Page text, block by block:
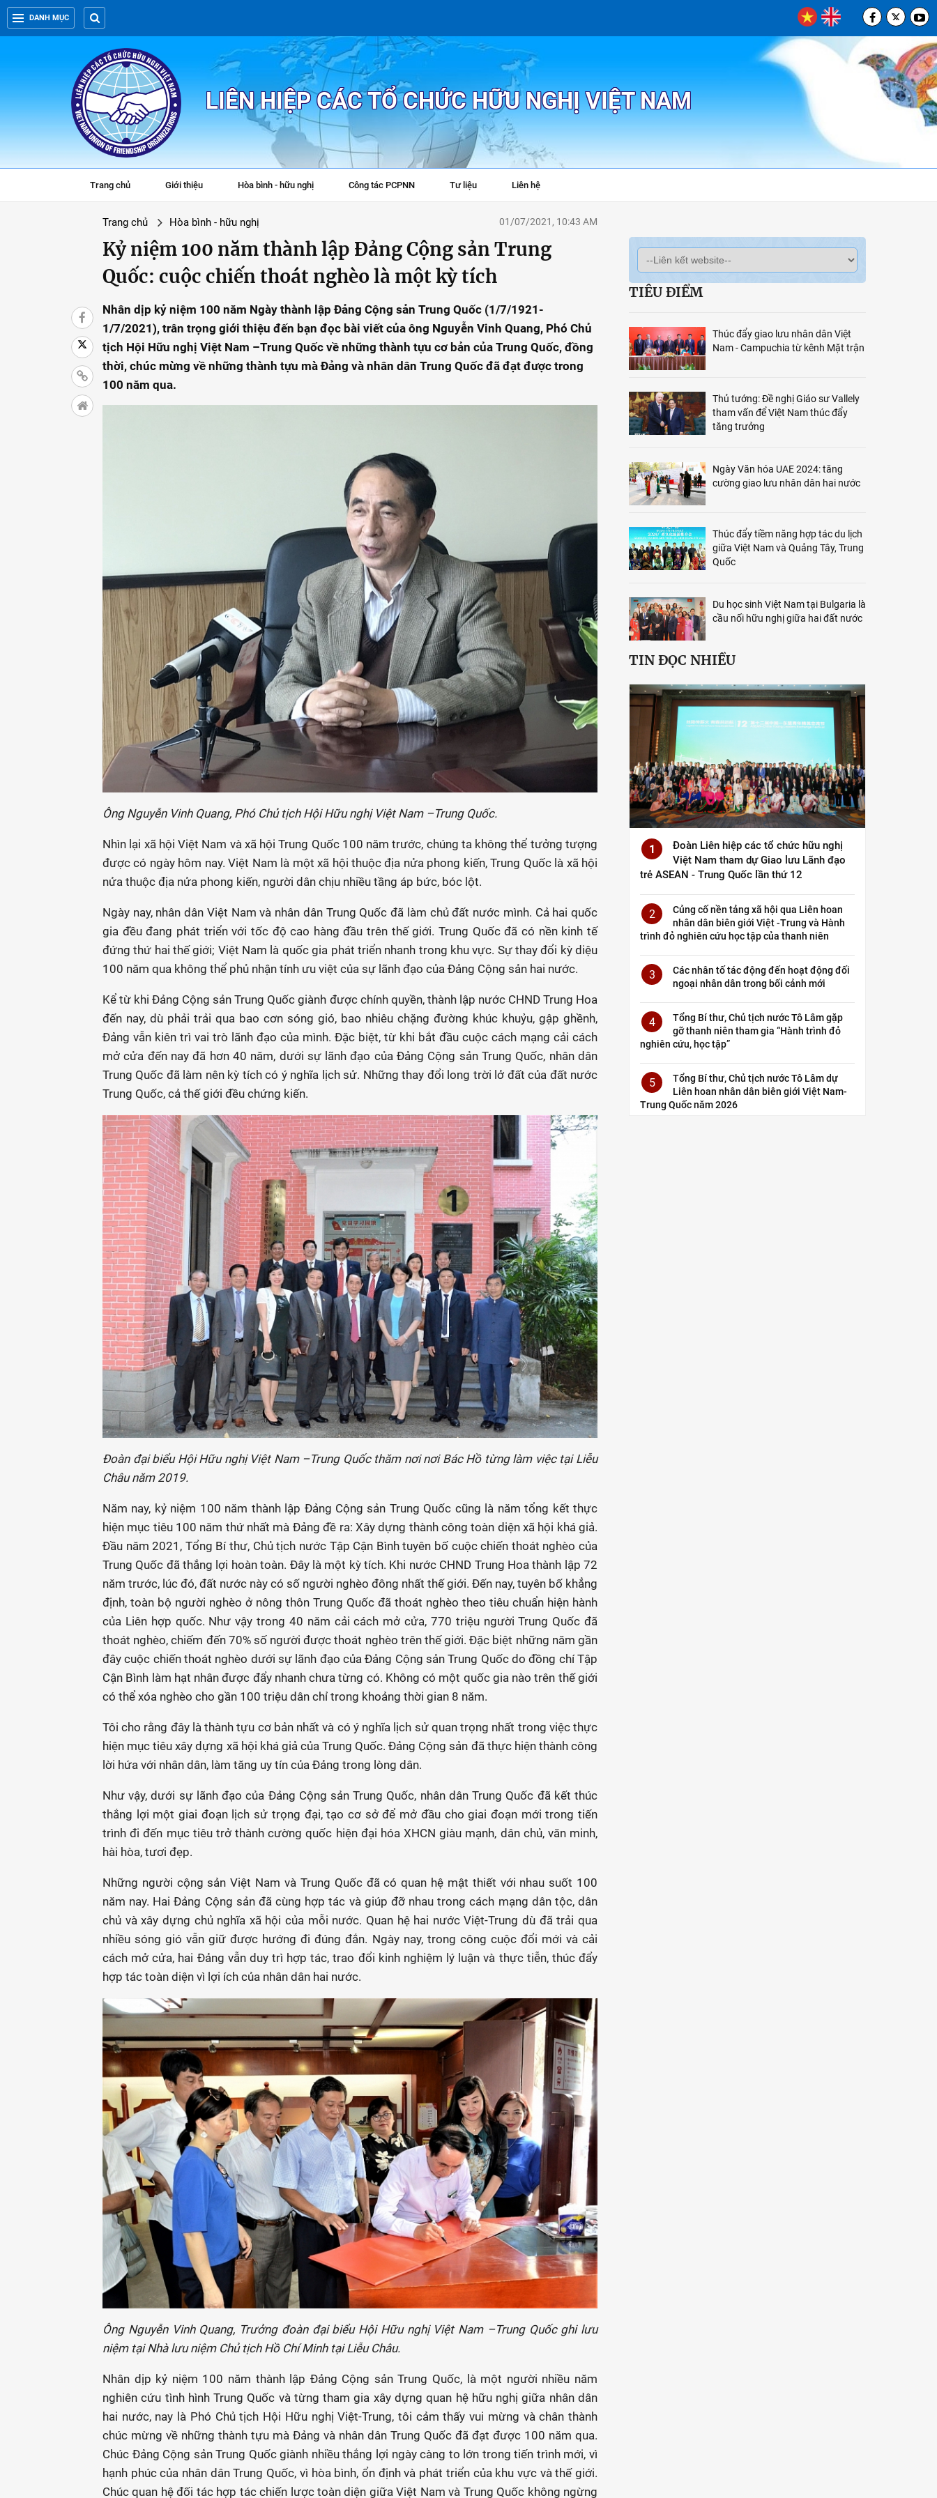
DANH MỤC
LIÊN HIỆP CÁC TỔ CHỨC HỮU NGHỊ VIỆT NAM
Trang chủ Giới thiệu Hòa bình - hữu nghị Công tác PCPNN Tư liệu Liên hệ
Trang chủ Hòa bình - hữu nghị 01/07/2021, 10:43 AM
Kỷ niệm 100 năm thành lập Đảng Cộng sản Trung
Quốc: cuộc chiến thoát nghèo là một kỳ tích
Nhân dịp kỷ niệm 100 năm Ngày thành lập Đảng Cộng sản Trung Quốc (1/7/1921-
1/7/2021), trân trọng giới thiệu đến bạn đọc bài viết của ông Nguyễn Vinh Quang, Phó Chủ
tịch Hội Hữu nghị Việt Nam –Trung Quốc về những thành tựu cơ bản của Trung Quốc, đồng
thời, chúc mừng về những thành tựu mà Đảng và nhân dân Trung Quốc đã đạt được trong
100 năm qua.
Ông Nguyễn Vinh Quang, Phó Chủ tịch Hội Hữu nghị Việt Nam –Trung Quốc.
Nhìn lại xã hội Việt Nam và xã hội Trung Quốc 100 năm trước, chúng ta không thể tưởng tượng
được có ngày hôm nay. Việt Nam là một xã hội thuộc địa nửa phong kiến, Trung Quốc là xã hội
nửa thuộc địa nửa phong kiến, người dân chịu nhiều tầng áp bức, bóc lột.
Ngày nay, nhân dân Việt Nam và nhân dân Trung Quốc đã làm chủ đất nước mình. Cả hai quốc
gia đều đang phát triển với tốc độ cao hàng đầu trên thế giới. Trung Quốc đã có nền kinh tế
đứng thứ hai thế giới; Việt Nam là quốc gia phát triển nhanh trong khu vực. Sự thay đổi kỳ diệu
100 năm qua không thể phủ nhận tính ưu việt của sự lãnh đạo của Đảng Cộng sản hai nước.
Kể từ khi Đảng Cộng sản Trung Quốc giành được chính quyền, thành lập nước CHND Trung Hoa
đến nay, dù phải trải qua bao cơn sóng gió, bao nhiêu chặng đường khúc khuỷu, gập ghềnh,
Đảng vẫn kiên trì vai trò lãnh đạo của mình. Đặc biệt, từ khi bắt đầu cuộc cách mạng cải cách
mở cửa đến nay đã hơn 40 năm, dưới sự lãnh đạo của Đảng Cộng sản Trung Quốc, nhân dân
Trung Quốc đã làm nên kỳ tích có ý nghĩa lịch sử. Những thay đổi long trời lở đất của đất nước
Trung Quốc, cả thế giới đều chứng kiến.
Đoàn đại biểu Hội Hữu nghị Việt Nam –Trung Quốc thăm nơi nơi Bác Hồ từng làm việc tại Liễu
Châu năm 2019.
Năm nay, kỷ niệm 100 năm thành lập Đảng Cộng sản Trung Quốc cũng là năm tổng kết thực
hiện mục tiêu 100 năm thứ nhất mà Đảng đề ra: Xây dựng thành công toàn diện xã hội khá giả.
Đầu năm 2021, Tổng Bí thư, Chủ tịch nước Tập Cận Bình tuyên bố cuộc chiến thoát nghèo của
Trung Quốc đã thắng lợi hoàn toàn. Đây là một kỳ tích. Khi nước CHND Trung Hoa thành lập 72
năm trước, lúc đó, đất nước này có số người nghèo đông nhất thế giới. Đến nay, tuyên bố khẳng
định, toàn bộ người nghèo ở nông thôn Trung Quốc đã thoát nghèo theo tiêu chuẩn hiện hành
của Liên hợp quốc. Như vậy trong 40 năm cải cách mở cửa, 770 triệu người Trung Quốc đã
thoát nghèo, chiếm đến 70% số người được thoát nghèo trên thế giới. Đặc biệt những năm gần
đây cuộc chiến thoát nghèo dưới sự lãnh đạo của Đảng Cộng sản Trung Quốc do đồng chí Tập
Cận Bình làm hạt nhân được đẩy nhanh chưa từng có. Không có một quốc gia nào trên thế giới
có thể xóa nghèo cho gần 100 triệu dân chỉ trong khoảng thời gian 8 năm.
Tôi cho rằng đây là thành tựu cơ bản nhất và có ý nghĩa lịch sử quan trọng nhất trong việc thực
hiện mục tiêu xây dựng xã hội khá giả của Trung Quốc. Đảng Cộng sản đã thực hiện thành công
lời hứa với nhân dân, làm tăng uy tín của Đảng trong lòng dân.
Như vậy, dưới sự lãnh đạo của Đảng Cộng sản Trung Quốc, nhân dân Trung Quốc đã kết thúc
thắng lợi một giai đoạn lịch sử trọng đại, tạo cơ sở để mở đầu cho giai đoạn mới trong tiến
trình đi đến mục tiêu trở thành cường quốc hiện đại hóa XHCN giàu mạnh, dân chủ, văn minh,
hài hòa, tươi đẹp.
Những người cộng sản Việt Nam và Trung Quốc đã có quan hệ mật thiết với nhau suốt 100
năm nay. Hai Đảng Cộng sản đã cùng hợp tác và giúp đỡ nhau trong cách mạng dân tộc, dân
chủ và xây dựng chủ nghĩa xã hội của mỗi nước. Quan hệ hai nước Việt-Trung dù đã trải qua
nhiều sóng gió vẫn giữ được hướng đi đúng đắn. Ngày nay, trong công cuộc đổi mới và cải
cách mở cửa, hai Đảng vẫn duy trì hợp tác, trao đổi kinh nghiệm lý luận và thực tiễn, thúc đẩy
hợp tác toàn diện vì lợi ích của nhân dân hai nước.
Ông Nguyễn Vinh Quang, Trưởng đoàn đại biểu Hội Hữu nghị Việt Nam –Trung Quốc ghi lưu
niệm tại Nhà lưu niệm Chủ tịch Hồ Chí Minh tại Liễu Châu.
Nhân dịp kỷ niệm 100 năm thành lập Đảng Cộng sản Trung Quốc, là một người nhiều năm
nghiên cứu tình hình Trung Quốc và từng tham gia xây dựng quan hệ hữu nghị giữa nhân dân
hai nước, nay là Phó Chủ tịch Hội Hữu nghị Việt-Trung, tôi cảm thấy vui mừng và chân thành
chúc mừng về những thành tựu mà Đảng và nhân dân Trung Quốc đã đạt được 100 năm qua.
Chúc Đảng Cộng sản Trung Quốc giành nhiều thắng lợi ngày càng to lớn trong tiến trình mới, vì
hạnh phúc của nhân dân Trung Quốc, vì hòa bình, ổn định và phát triển của khu vực và thế giới.
Chúc quan hệ đối tác hợp tác chiến lược toàn diện giữa Việt Nam và Trung Quốc không ngừng
TIÊU ĐIỂM
Thúc đẩy giao lưu nhân dân Việt
Nam - Campuchia từ kênh Mặt trận
Thủ tướng: Đề nghị Giáo sư Vallely
tham vấn để Việt Nam thúc đẩy
tăng trưởng
Ngày Văn hóa UAE 2024: tăng
cường giao lưu nhân dân hai nước
Thúc đẩy tiềm năng hợp tác du lịch
giữa Việt Nam và Quảng Tây, Trung
Quốc
Du học sinh Việt Nam tại Bulgaria là
cầu nối hữu nghị giữa hai đất nước
TIN ĐỌC NHIỀU
1
Đoàn Liên hiệp các tổ chức hữu nghị
Việt Nam tham dự Giao lưu Lãnh đạo
trẻ ASEAN - Trung Quốc lần thứ 12
2
Củng cố nền tảng xã hội qua Liên hoan
nhân dân biên giới Việt -Trung và Hành
trình đỏ nghiên cứu học tập của thanh niên
3
Các nhân tố tác động đến hoạt động đối
ngoại nhân dân trong bối cảnh mới
4
Tổng Bí thư, Chủ tịch nước Tô Lâm gặp
gỡ thanh niên tham gia “Hành trình đỏ
nghiên cứu, học tập”
5
Tổng Bí thư, Chủ tịch nước Tô Lâm dự
Liên hoan nhân dân biên giới Việt Nam-
Trung Quốc năm 2026